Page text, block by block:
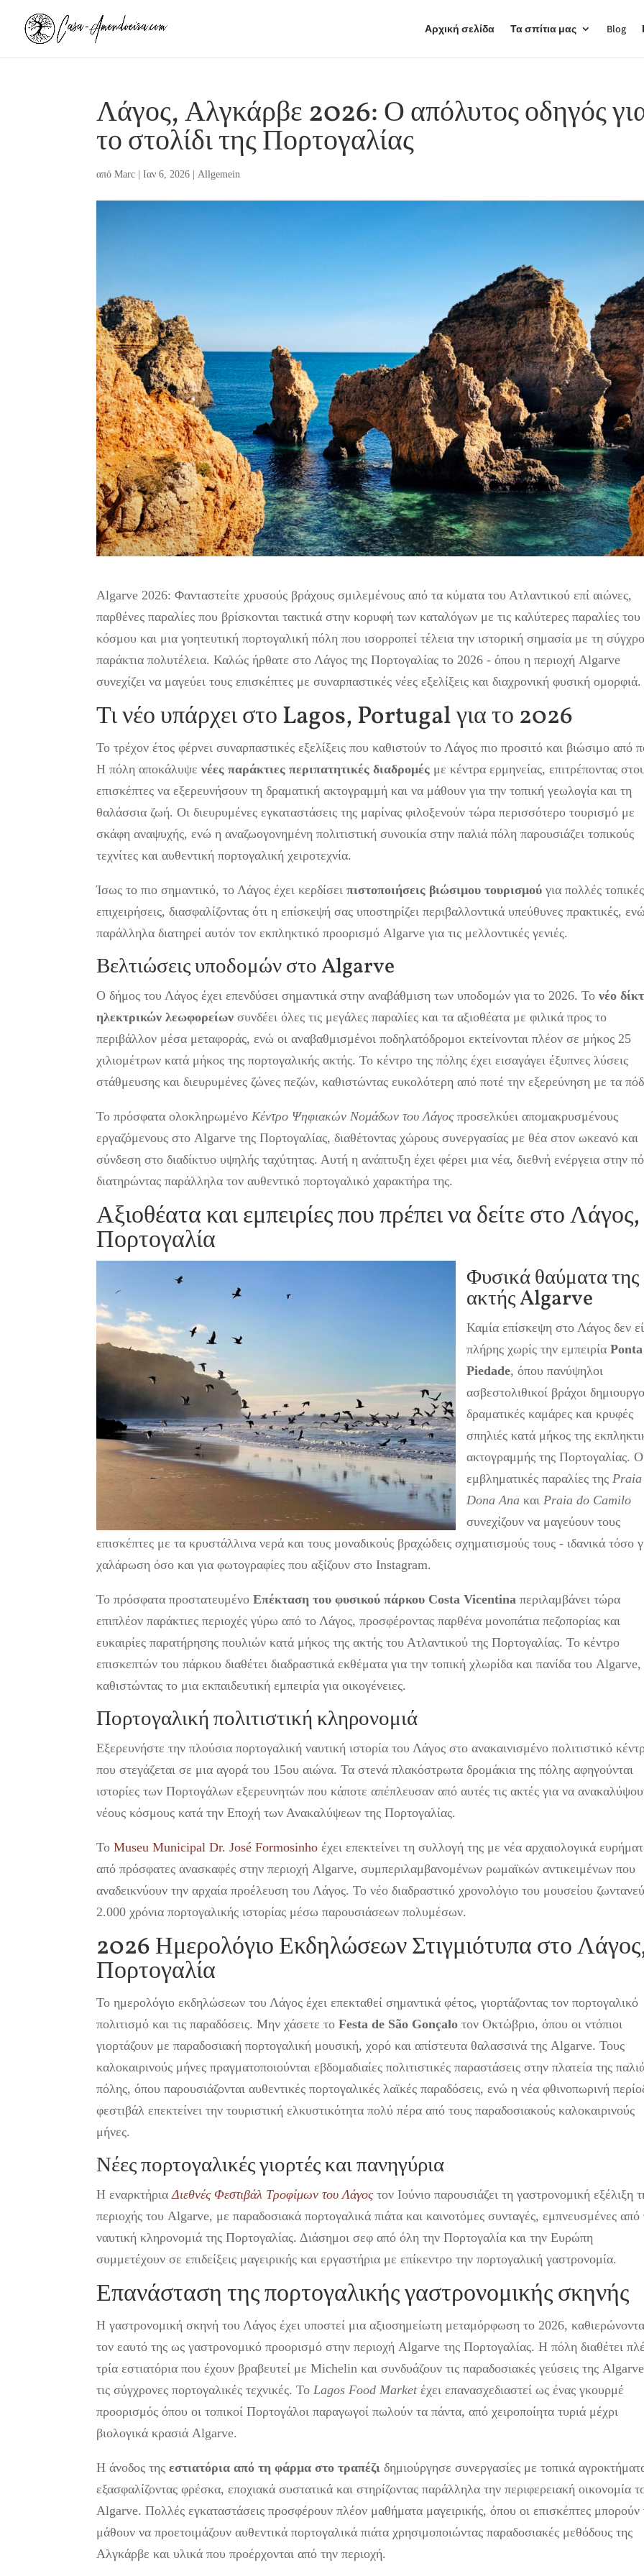
Αρχική σελίδα Τα σπίτια μας Blog
Λάγος, Αλγκάρβε 2026: Ο απόλυτος οδηγός
το στολίδι της Πορτογαλίας
απόMarc |Ιαν 6, 2026 |Allgemein
Algarve 2026: Φανταστείτε χρυσούς βράχους σμιλεμένους από τα κύματα του Ατλαντικού επί αιώνες,
παρθένες παραλίες που βρίσκονται τακτικά στην κορυφή των καταλόγων με τις καλύτερες παραλίες του
κόσμου και μια γοητευτική πορτογαλική πόλη που ισορροπεί τέλεια την ιστορική σημασία με τη
παράκτια πολυτέλεια. Καλώς ήρθατε στο Λάγος της Πορτογαλίας το 2026 - όπου η περιοχή Algarve
συνεχίζει να μαγεύει τους επισκέπτες με συναρπαστικές νέες εξελίξεις και διαχρονική φυσική ομορφιά.
Τι νέο υπάρχει στο Lagos, Portugal για το 2026
Το τρέχον έτος φέρνει συναρπαστικές εξελίξεις που καθιστούν το Λάγος πιο προσιτό και βιώσιμο από
Η πόλη αποκάλυψενέες παράκτιες περιπατητικές διαδρομές με κέντρα ερμηνείας, επιτρέποντας
επισκέπτες να εξερευνήσουν τη δραματική ακτογραμμή και να μάθουν για την τοπική γεωλογία και τη
θαλάσσια ζωή. Οι διευρυμένες εγκαταστάσεις της μαρίνας φιλοξενούν τώρα περισσότερο τουρισμό με
σκάφη αναψυχής, ενώ η αναζωογονημένη πολιτιστική συνοικία στην παλιά πόλη παρουσιάζει τοπικούς
τεχνίτες και αυθεντική πορτογαλική χειροτεχνία.
Ίσως το πιο σημαντικό, το Λάγος έχει κερδίσειπιστοποιήσεις βιώσιμου τουρισμού για πολλές τοπικές
επιχειρήσεις, διασφαλίζοντας ότι η επίσκεψή σας υποστηρίζει περιβαλλοντικά υπεύθυνες πρακτικές, ενώ
παράλληλα διατηρεί αυτόν τον εκπληκτικό προορισμό Algarve για τις μελλοντικές γενιές.
Βελτιώσεις υποδομών στο Algarve
Ο δήμος του Λάγος έχει επενδύσει σημαντικά στην αναβάθμιση των υποδομών για το 2026. Τονέο
ηλεκτρικών λεωφορείων συνδέει όλες τις μεγάλες παραλίες και τα αξιοθέατα με φιλικά προς το
περιβάλλον μέσα μεταφοράς, ενώ οι αναβαθμισμένοι ποδηλατόδρομοι εκτείνονται πλέον σε μήκος 25
χιλιομέτρων κατά μήκος της πορτογαλικής ακτής. Το κέντρο της πόλης έχει εισαγάγει έξυπνες λύσεις
στάθμευσης και διευρυμένες ζώνες πεζών, καθιστώντας ευκολότερη από ποτέ την εξερεύνηση με τα
Το πρόσφατα ολοκληρωμένο Κέντρο Ψηφιακών Νομάδων του Λάγοςπροσελκύει απομακρυσμένους
εργαζόμενους στο Algarve της Πορτογαλίας, διαθέτοντας χώρους συνεργασίας με θέα στον ωκεανό και
σύνδεση στο διαδίκτυο υψηλής ταχύτητας. Αυτή η ανάπτυξη έχει φέρει μια νέα, διεθνή ενέργεια στην
διατηρώντας παράλληλα τον αυθεντικό πορτογαλικό χαρακτήρα της.
Αξιοθέατα και εμπειρίες που πρέπει να δείτε στο Λάγος,
Πορτογαλία
Φυσικά θαύματα της
ακτής Algarve
Καμία επίσκεψη στο Λάγος δεν
πλήρης χωρίς την εμπειρία
Piedade, όπου πανύψηλοι
ασβεστολιθικοί βράχοι
δραματικές καμάρες και κρυφές
σπηλιές κατά μήκος της
ακτογραμμής της Πορτογαλίας.
εμβληματικές παραλίες της Praia
Dona Ana και Praia do Camilo
συνεχίζουν να μαγεύουν τους
επισκέπτες με τα κρυστάλλινα νερά και τους μοναδικούς βραχώδεις σχηματισμούς τους - ιδανικά τόσο
χαλάρωση όσο και για φωτογραφίες που αξίζουν στο Instagram.
Το πρόσφατα προστατευμένοΕπέκταση του φυσικού πάρκου Costa Vicentina περιλαμβάνει τώρα
επιπλέον παράκτιες περιοχές γύρω από το Λάγος, προσφέροντας παρθένα μονοπάτια πεζοπορίας και
ευκαιρίες παρατήρησης πουλιών κατά μήκος της ακτής του Ατλαντικού της Πορτογαλίας. Το κέντρο
επισκεπτών του πάρκου διαθέτει διαδραστικά εκθέματα για την τοπική χλωρίδα και πανίδα του Algarve,
καθιστώντας το μια εκπαιδευτική εμπειρία για οικογένειες.
Πορτογαλική πολιτιστική κληρονομιά
Εξερευνήστε την πλούσια πορτογαλική ναυτική ιστορία του Λάγος στο ανακαινισμένο πολιτιστικό
που στεγάζεται σε μια αγορά του 15ου αιώνα. Τα στενά πλακόστρωτα δρομάκια της πόλης αφηγούνται
ιστορίες των Πορτογάλων εξερευνητών που κάποτε απέπλευσαν από αυτές τις ακτές για να
νέους κόσμους κατά την Εποχή των Ανακαλύψεων της Πορτογαλίας.
ΤοMuseu Municipal Dr. José Formosinho έχει επεκτείνει τη συλλογή της με νέα αρχαιολογικά
από πρόσφατες ανασκαφές στην περιοχή Algarve, συμπεριλαμβανομένων ρωμαϊκών αντικειμένων που
αναδεικνύουν την αρχαία προέλευση του Λάγος. Το νέο διαδραστικό χρονολόγιο του μουσείου
2.000 χρόνια πορτογαλικής ιστορίας μέσω παρουσιάσεων πολυμέσων.
2026 Ημερολόγιο Εκδηλώσεων Στιγμιότυπα στο
Πορτογαλία
Το ημερολόγιο εκδηλώσεων του Λάγος έχει επεκταθεί σημαντικά φέτος, γιορτάζοντας τον πορτογαλικό
πολιτισμό και τις παραδόσεις. Μην χάσετε τοFesta de São Gonçalo τον Οκτώβριο, όπου οι ντόπιοι
γιορτάζουν με παραδοσιακή πορτογαλική μουσική, χορό και απίστευτα θαλασσινά της Algarve. Τους
καλοκαιρινούς μήνες πραγματοποιούνται εβδομαδιαίες πολιτιστικές παραστάσεις στην πλατεία της
πόλης, όπου παρουσιάζονται αυθεντικές πορτογαλικές λαϊκές παραδόσεις, ενώ η νέα φθινοπωρινή
φεστιβάλ επεκτείνει την τουριστική ελκυστικότητα πολύ πέρα από τους παραδοσιακούς καλοκαιρινούς
μήνες.
Νέες πορτογαλικές γιορτές και πανηγύρια
Η εναρκτήριαΔιεθνές Φεστιβάλ Τροφίμων του Λάγοςτον Ιούνιο παρουσιάζει τη γαστρονομική εξέλιξη
περιοχής του Algarve, με παραδοσιακά πορτογαλικά πιάτα και καινοτόμες συνταγές, εμπνευσμένες από
ναυτική κληρονομιά της Πορτογαλίας. Διάσημοι σεφ από όλη την Πορτογαλία και την Ευρώπη
συμμετέχουν σε επιδείξεις μαγειρικής και εργαστήρια με επίκεντρο την πορτογαλική γαστρονομία.
Επανάσταση της πορτογαλικής γαστρονομικής σκηνής
Η γαστρονομική σκηνή του Λάγος έχει υποστεί μια αξιοσημείωτη μεταμόρφωση το 2026,
τον εαυτό της ως γαστρονομικό προορισμό στην περιοχή Algarve της Πορτογαλίας. Η πόλη διαθέτει
τρία εστιατόρια που έχουν βραβευτεί με Michelin και συνδυάζουν τις παραδοσιακές γεύσεις της
τις σύγχρονες πορτογαλικές τεχνικές. Το Lagos Food Marketέχει επανασχεδιαστεί ως ένας γκουρμέ
προορισμός όπου οι τοπικοί Πορτογάλοι παραγωγοί πωλούν τα πάντα, από χειροποίητα τυριά μέχρι
βιολογικά κρασιά Algarve.
Η άνοδος τηςεστιατόρια από τη φάρμα στο τραπέζι δημιούργησε συνεργασίες με τοπικά
εξασφαλίζοντας φρέσκα, εποχιακά συστατικά και στηρίζοντας παράλληλα την περιφερειακή οικονομία
Algarve. Πολλές εγκαταστάσεις προσφέρουν πλέον μαθήματα μαγειρικής, όπου οι επισκέπτες μπορούν
μάθουν να προετοιμάζουν αυθεντικά πορτογαλικά πιάτα χρησιμοποιώντας παραδοσιακές μεθόδους της
Αλγκάρβε και υλικά που προέρχονται από την περιοχή.